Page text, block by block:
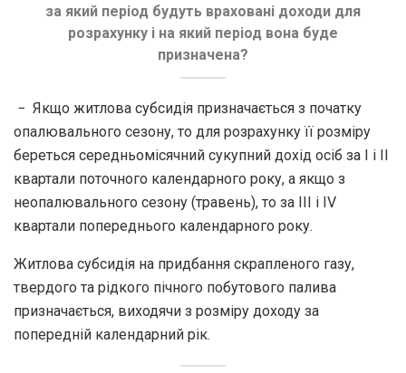
за який період будуть враховані доходи для
розрахунку і на який період вона буде
призначена?
− Якщо житлова субсидія призначається з початку
опалювального сезону, то для розрахунку її розміру
береться середньомісячний сукупний дохід осіб за I і II
квартали поточного календарного року, а якщо з
неопалювального сезону (травень), то за III і IV
квартали попереднього календарного року.
Житлова субсидія на придбання скрапленого газу,
твердого та рідкого пічного побутового палива
призначається, виходячи з розміру доходу за
попередній календарний рік.